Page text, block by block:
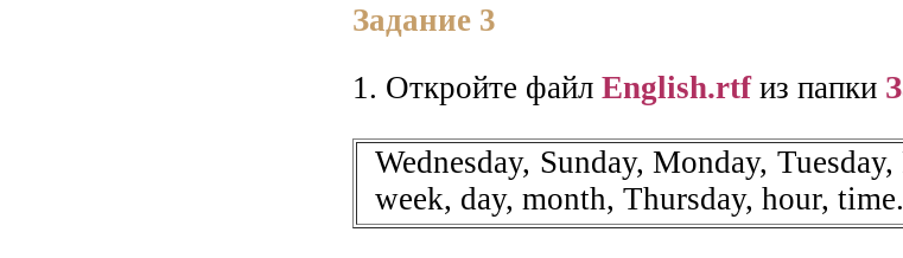
Задание 3
1. Откройте файл English.rtfиз папки
Wednesday, Sunday, Monday,
week, day, month, Thursday, hour, time.